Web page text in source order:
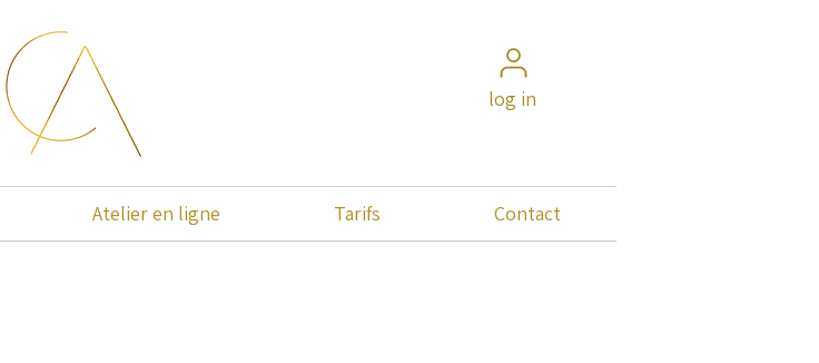
log in
Atelier en ligne Tarifs Contact